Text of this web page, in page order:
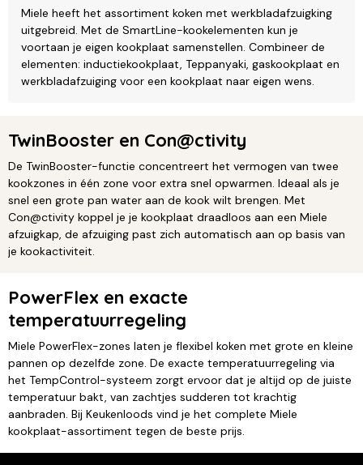
Miele heeft het assortiment koken met werkbladafzuigking
uitgebreid. Met de SmartLine-kookelementen kun je
voortaan je eigen kookplaat samenstellen. Combineer de
elementen: inductiekookplaat, Teppanyaki, gaskookplaat en
werkbladafzuiging voor een kookplaat naar eigen wens.
TwinBooster en Con@ctivity
De TwinBooster-functie concentreert het vermogen van twee
kookzones in één zone voor extra snel opwarmen. Ideaal als je
snel een grote pan water aan de kook wilt brengen. Met
Con@ctivity koppel je je kookplaat draadloos aan een Miele
afzuigkap, de afzuiging past zich automatisch aan op basis van
je kookactiviteit.
PowerFlex en exacte
temperatuurregeling
Miele PowerFlex-zones laten je flexibel koken met grote en kleine
pannen op dezelfde zone. De exacte temperatuurregeling via
het TempControl-systeem zorgt ervoor dat je altijd op de juiste
temperatuur bakt, van zachtjes sudderen tot krachtig
aanbraden. Bij Keukenloods vind je het complete Miele
kookplaat-assortiment tegen de beste prijs.